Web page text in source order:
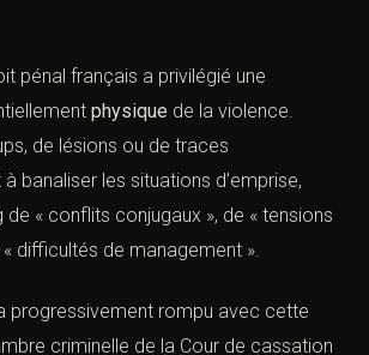
pénal français a privilégié une
physique de la violence.
de lésions ou de traces
banaliser les situations d’emprise,
de « conflits conjugaux », de «
» ou de « difficultés de management
progressivement rompu avec cette
L
n
k
e
d
-
n